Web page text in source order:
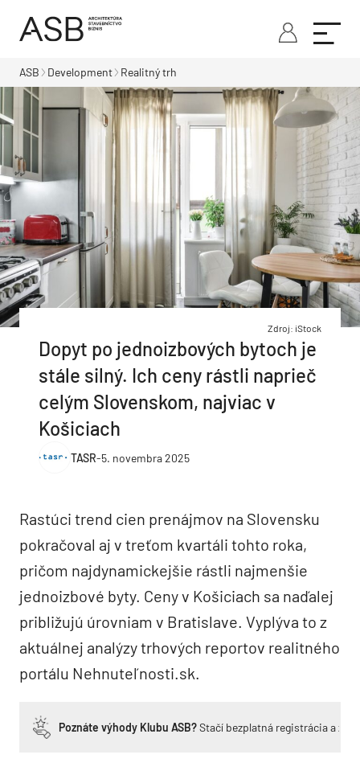
ASB Development Realitný trh
Zdroj: iStock
Dopyt po jednoizbových bytoch je
stále silný. Ich ceny rástli naprieč
celým Slovenskom, najviac v
Košiciach
TASR-5. novembra 2025
Rastúci trend cien prenájmov na Slovensku
pokračoval aj v treťom kvartáli tohto roka,
pričom najdynamickejšie rástli najmenšie
jednoizbové byty. Ceny v Košiciach sa naďalej
približujú úrovniam v Bratislave. Vyplýva to z
aktuálnej analýzy trhových reportov realitného
portálu Nehnuteľnosti.sk.
Poznáte výhody Klubu ASB?Stačí bezplatná registrácia a